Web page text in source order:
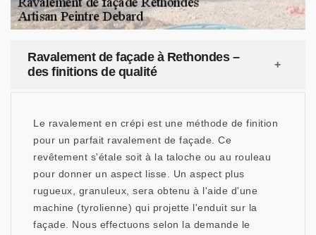
Ravalement de façade à Rethondes –
des finitions de qualité
Le ravalement en crépi est une méthode de finition
pour un parfait ravalement de façade. Ce
revêtement s'étale soit à la taloche ou au rouleau
pour donner un aspect lisse. Un aspect plus
rugueux, granuleux, sera obtenu à l'aide d'une
machine (tyrolienne) qui projette l'enduit sur la
façade. Nous effectuons selon la demande le